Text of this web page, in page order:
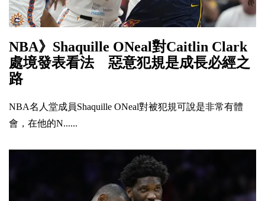
NBA》Shaquille ONeal對Caitlin Clark
處境發表看法 惡意犯規是成長必經之
路
NBA名人堂成員Shaquille ONeal對被犯規可說是非常有體
會，在他的N......